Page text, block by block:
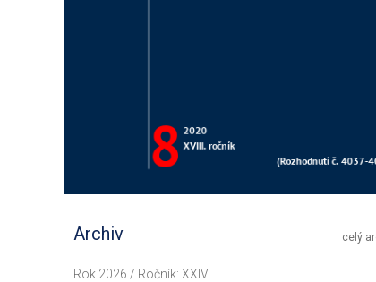
celý
Archiv
Rok 2026 / Ročník: XXIV